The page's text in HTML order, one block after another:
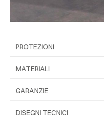
PROTEZIONI
MATERIALI
GARANZIE
DISEGNI TECNICI